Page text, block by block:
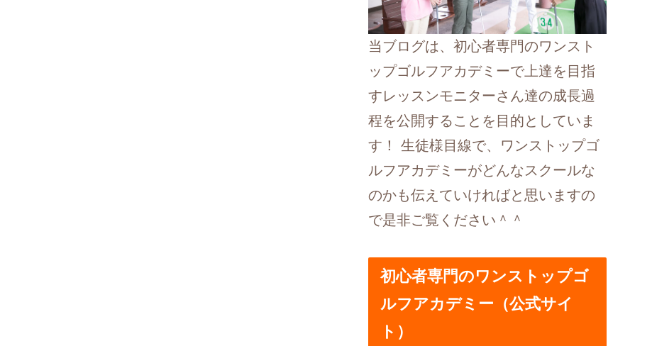
当ブログは、初心者専門のワンスト
ップゴルフアカデミーで上達を目指
すレッスンモニターさん達の成長過
程を公開することを目的としていま
す！ 生徒様目線で、ワンストップゴ
ルフアカデミーがどんなスクールな
のかも伝えていければと思いますの
で是非ご覧ください＾＾
初心者専門のワンストップゴ
ルフアカデミー（公式サイ
ト）